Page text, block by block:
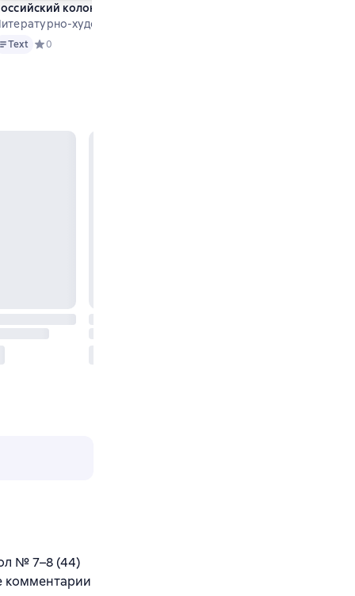
(38) 2023
журнал
0 оценок
колокол № 7–8 (44) 2023
художественный журнал
Text Средний рейтинг 0 на основе 0 оценок
0
№ 7–8 (44)
комментарии